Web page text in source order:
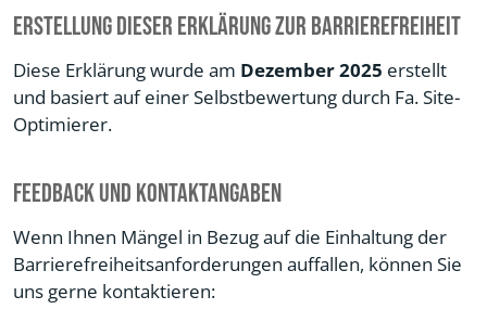
Erstellung dieser Erklärung zur Barrierefreiheit
Diese Erklärung wurde am Dezember 2025 erstellt
und basiert auf einer Selbstbewertung durch Fa. Site-
Optimierer.
Feedback und Kontaktangaben
Wenn Ihnen Mängel in Bezug auf die Einhaltung der
Barrierefreiheitsanforderungen auffallen, können Sie
uns gerne kontaktieren: